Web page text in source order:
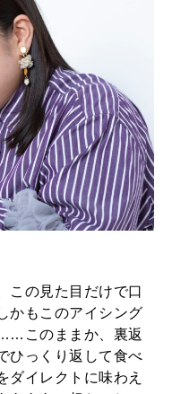
この見た目だけで口
かもこのアイシング
このままか、裏返
ひっくり返して食べ
ダイレクトに味わえ